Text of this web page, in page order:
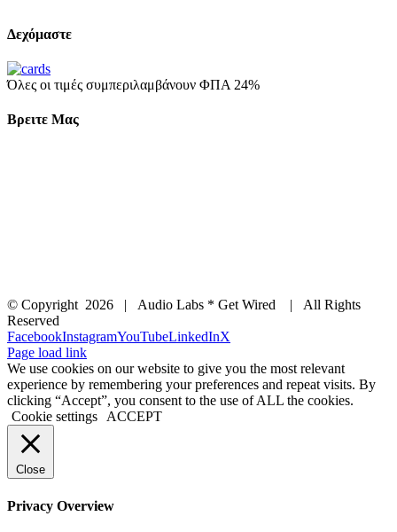
Δεχόμαστε
Όλες οι τιμές συμπεριλαμβάνουν ΦΠΑ 24%
Βρειτε Μας
© Copyright 2026 | Audio Labs * Get Wired | All Rights
Reserved
FacebookInstagramYouTubeLinkedInX
Page load link
We use cookies on our website to give you the most relevant
experience by remembering your preferences and repeat visits. By
clicking “Accept”, you consent to the use of ALL the cookies.
Cookie settings ACCEPT
Close
Privacy Overview